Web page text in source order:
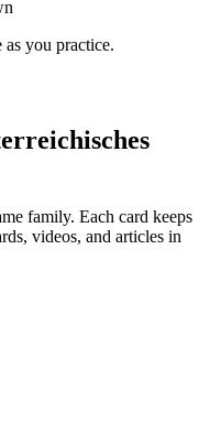
you practice.
family. Each card keeps
videos, and articles in